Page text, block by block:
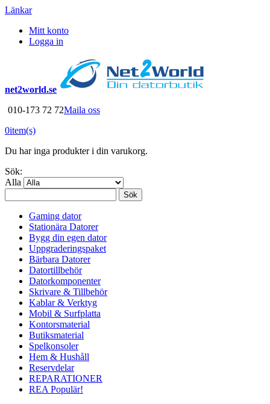
Länkar
Mitt konto
Logga in
net2world.se
010-173 72 72Maila oss
0item(s)
Du har inga produkter i din varukorg.
Sök:
Alla
Sök
Gaming dator
Stationära Datorer
Bygg din egen dator
Uppgraderingspaket
Bärbara Datorer
Datortillbehör
Datorkomponenter
Skrivare & Tillbehör
Kablar & Verktyg
Mobil & Surfplatta
Kontorsmaterial
Butiksmaterial
Spelkonsoler
Hem & Hushåll
Reservdelar
REPARATIONER
REA Populär!